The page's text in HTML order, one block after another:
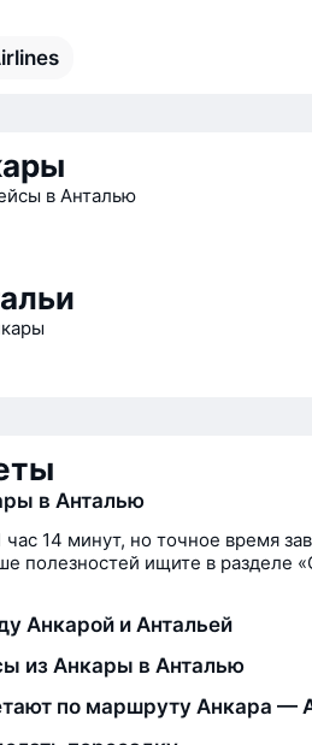
в Анталью
в Анталью
14 минут, но точное время
полезностей ищите в разделе
Анкарой и Антальей
из Анкары в Анталью
по маршруту Анкара —